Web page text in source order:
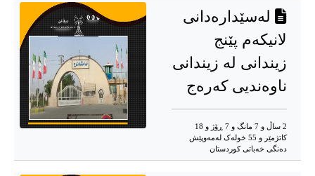
لەسێدارەدانی
لانیکەم پێنج
زیندانی لە زیندانی
ناوەندیی کەرەج
2 ساڵ و 7 مانگ و 7 ڕۆژ و 18
کاتژمێر و 55 خوله‌ک له‌مه‌وپێش‌
دەنگی خەباتی کوردستان